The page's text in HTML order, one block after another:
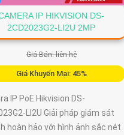
IP HIKVISION DS-
2CD2023G2-LI2U 2MP
Giá Bán: liên hệ
Giá Khuyến Mại: 45%
IP PoE Hikvision DS-
LI2U Giải pháp giám sát
hoàn hảo với hình ảnh sắc nét